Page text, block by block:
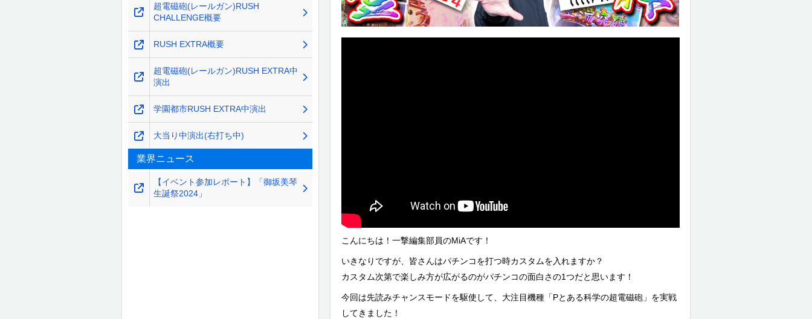
こんにちは！一撃編集部員のMiAです！
いきなりですが、皆さんはパチンコを打つ時カスタムを入れますか？
カスタム次第で楽しみ方が広がるのがパチンコの面白さの1つだと思います！
今回は先読みチャンスモードを駆使して、大注目機種「Pとある科学の超電磁砲」を実戦
してきました！
超電磁砲(レールガン)RUSH
CHALLENGE概要
RUSH EXTRA概要
超電磁砲(レールガン)RUSH EXTRA中
演出
学園都市RUSH EXTRA中演出
大当り中演出(右打ち中)
業界ニュース
【イベント参加レポート】「御坂美琴
生誕祭2024」